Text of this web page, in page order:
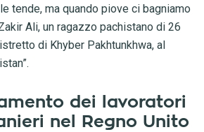
tende, ma quando piove ci bagniamo
Ali, un ragazzo pachistano di 26
di Khyber Pakhtunkhwa, al
dei lavoratori
nel Regno Unito